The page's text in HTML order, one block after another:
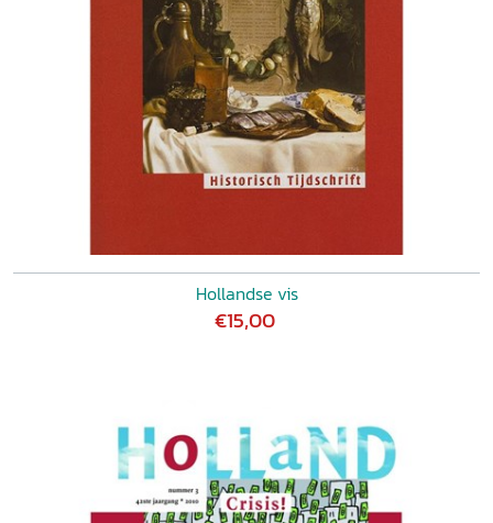
Hollandse vis
€15,00